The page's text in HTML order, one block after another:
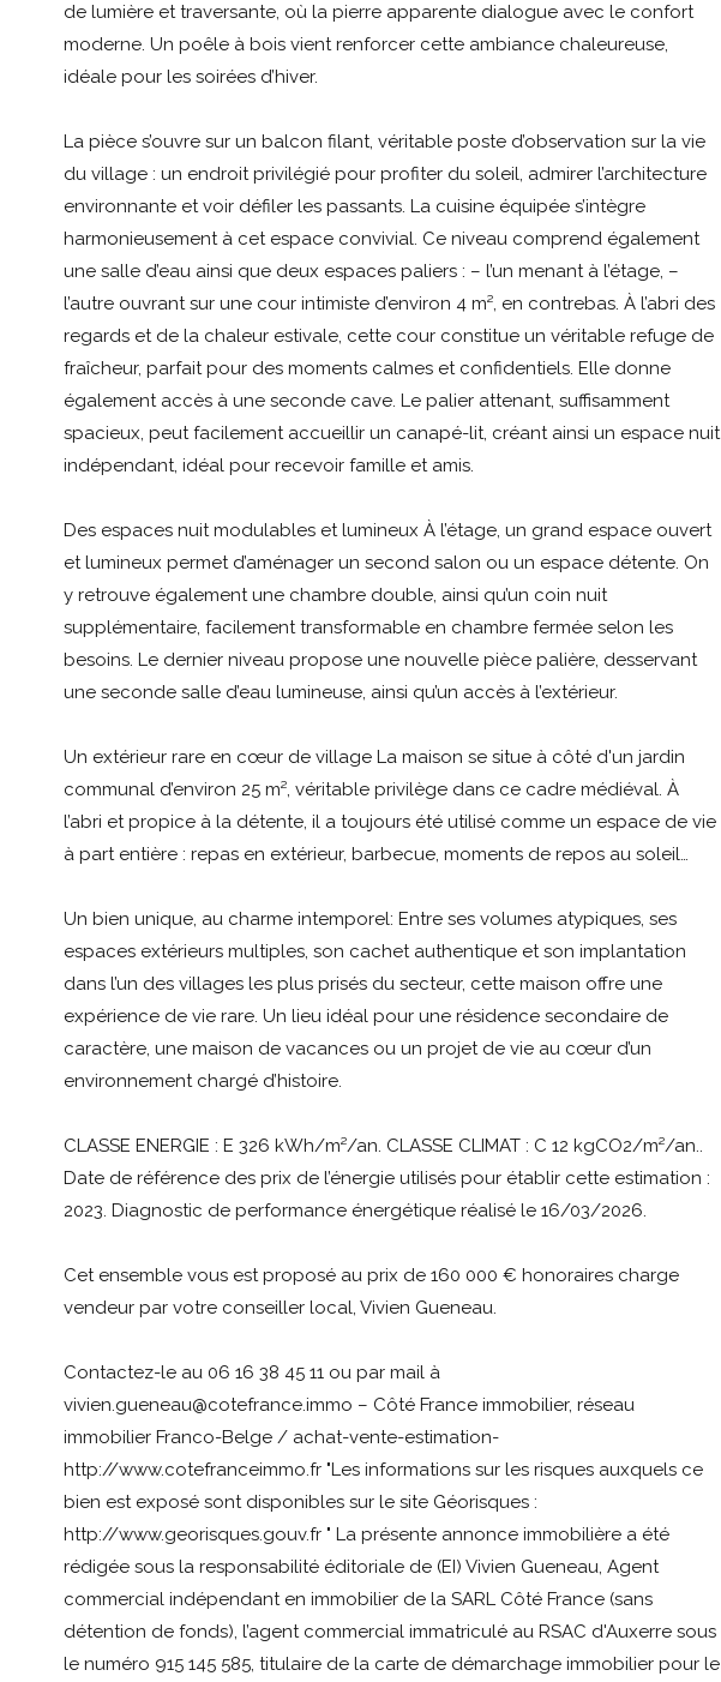
de lumière et traversante, où la pierre apparente dialogue avec le confort
moderne. Un poêle à bois vient renforcer cette ambiance chaleureuse,
idéale pour les soirées d’hiver.
La pièce s’ouvre sur un balcon filant, véritable poste d’observation sur la vie
du village : un endroit privilégié pour profiter du soleil, admirer l’architecture
environnante et voir défiler les passants. La cuisine équipée s’intègre
harmonieusement à cet espace convivial. Ce niveau comprend également
une salle d’eau ainsi que deux espaces paliers : – l’un menant à l’étage, –
l’autre ouvrant sur une cour intimiste d’environ 4 m², en contrebas. À l’abri des
regards et de la chaleur estivale, cette cour constitue un véritable refuge de
fraîcheur, parfait pour des moments calmes et confidentiels. Elle donne
également accès à une seconde cave. Le palier attenant, suffisamment
spacieux, peut facilement accueillir un canapé-lit, créant ainsi un espace nuit
indépendant, idéal pour recevoir famille et amis.
Des espaces nuit modulables et lumineux À l’étage, un grand espace ouvert
et lumineux permet d’aménager un second salon ou un espace détente. On
y retrouve également une chambre double, ainsi qu’un coin nuit
supplémentaire, facilement transformable en chambre fermée selon les
besoins. Le dernier niveau propose une nouvelle pièce palière, desservant
une seconde salle d’eau lumineuse, ainsi qu’un accès à l’extérieur.
Un extérieur rare en cœur de village La maison se situe à côté d'un jardin
communal d’environ 25 m², véritable privilège dans ce cadre médiéval. À
l’abri et propice à la détente, il a toujours été utilisé comme un espace de vie
à part entière : repas en extérieur, barbecue, moments de repos au soleil…
Un bien unique, au charme intemporel: Entre ses volumes atypiques, ses
espaces extérieurs multiples, son cachet authentique et son implantation
dans l’un des villages les plus prisés du secteur, cette maison offre une
expérience de vie rare. Un lieu idéal pour une résidence secondaire de
caractère, une maison de vacances ou un projet de vie au cœur d’un
environnement chargé d’histoire.
CLASSE ENERGIE : E 326 kWh/m²/an. CLASSE CLIMAT : C 12 kgCO2/m²/an..
Date de référence des prix de l’énergie utilisés pour établir cette estimation :
2023. Diagnostic de performance énergétique réalisé le 16/03/2026.
Cet ensemble vous est proposé au prix de 160 000 € honoraires charge
vendeur par votre conseiller local, Vivien Gueneau.
Contactez-le au 06 16 38 45 11 ou par mail à
vivien.gueneau@cotefrance.immo – Côté France immobilier, réseau
immobilier Franco-Belge / achat-vente-estimation-
http://www.cotefranceimmo.fr "Les informations sur les risques auxquels ce
bien est exposé sont disponibles sur le site Géorisques :
http://www.georisques.gouv.fr " La présente annonce immobilière a été
rédigée sous la responsabilité éditoriale de (EI) Vivien Gueneau, Agent
commercial indépendant en immobilier de la SARL Côté France (sans
détention de fonds), l’agent commercial immatriculé au RSAC d'Auxerre sous
le numéro 915 145 585, titulaire de la carte de démarchage immobilier pour le